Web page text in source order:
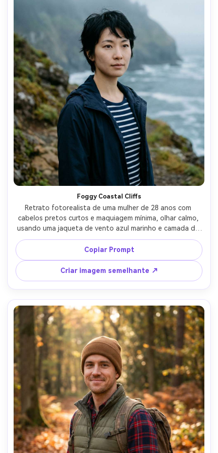
Foggy Coastal Cliffs
Retrato fotorealista de uma mulher de 28 anos com
cabelos pretos curtos e maquiagem mínima, olhar calmo,
usando uma jaqueta de vento azul marinho e camada de
base listrada, em pé perto de penhascos costeiros com
nevoeiro rolando e desfoque do oceano, luz difusa
suave, Sony A7IV, 85mm f/1.4, tons cinematográficos
silenciosos, composição do peito para cima, humor
contemplativo, textura natural da pele, olhos afiados,
alta resolução-AR 4:5
Copiar Prompt
Criar imagem semelhante ↗